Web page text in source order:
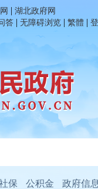
| 湖北政府网
答 | 无障碍浏览 | 繁體 |
保 公积金 政府信